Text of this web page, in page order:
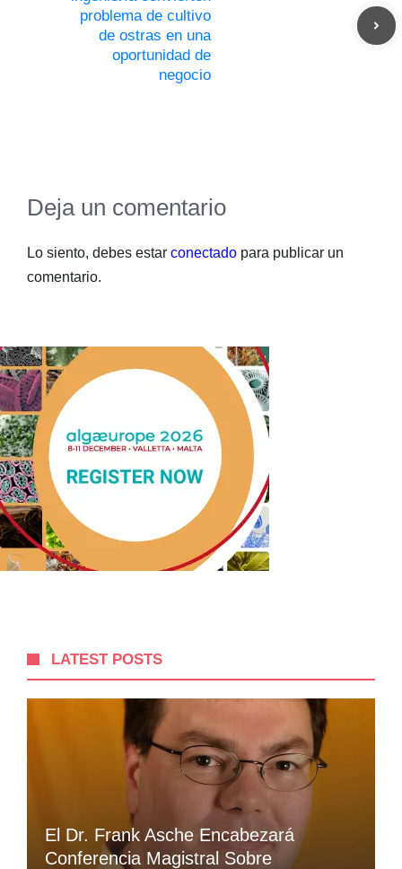
problema de cultivo
de ostras en una
oportunidad de
negocio
Deja un comentario
Lo siento, debes estar conectado para publicar un
comentario.
LATEST POSTS
El Dr. Frank Asche Encabezará
Conferencia Magistral Sobre